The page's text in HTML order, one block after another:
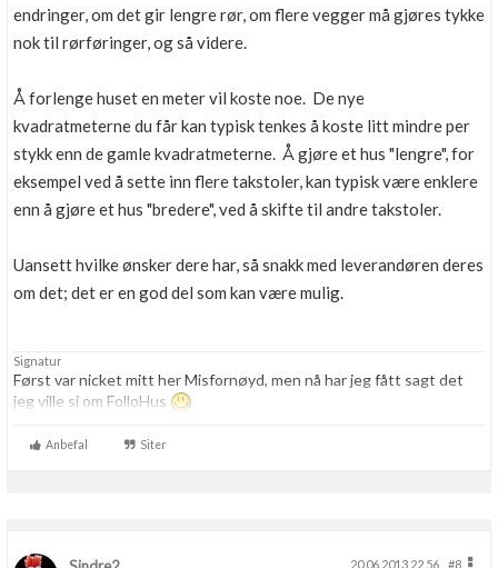
endringer, om det gir lengre rør, om flere vegger må gjøres tykke
nok til rørføringer, og så videre.
Å forlenge huset en meter vil koste noe. De nye
kvadratmeterne du får kan typisk tenkes å koste litt mindre per
stykk enn de gamle kvadratmeterne. Å gjøre et hus "lengre", for
eksempel ved å sette inn flere takstoler, kan typisk være enklere
enn å gjøre et hus "bredere", ved å skifte til andre takstoler.
Uansett hvilke ønsker dere har, så snakk med leverandøren deres
om det; det er en god del som kan være mulig.
Signatur
Først var nicket mitt her Misfornøyd, men nå har jeg fått sagt det
jeg ville si om FolloHus
Anbefal Siter
20.06.2013 22.56
#8